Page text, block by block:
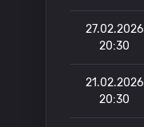
27.02.2026
20:30
21.02.2026
20:30